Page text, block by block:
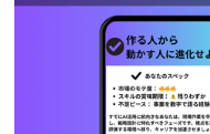
プロフェッ